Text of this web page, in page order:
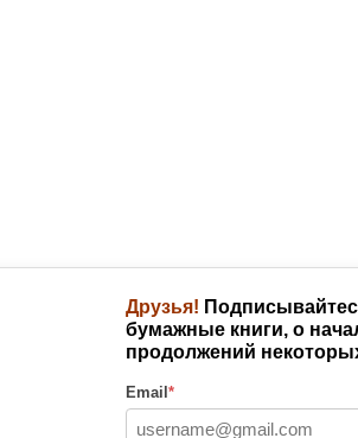
Друзья!
бумажные книги, о
продолжений
Email *